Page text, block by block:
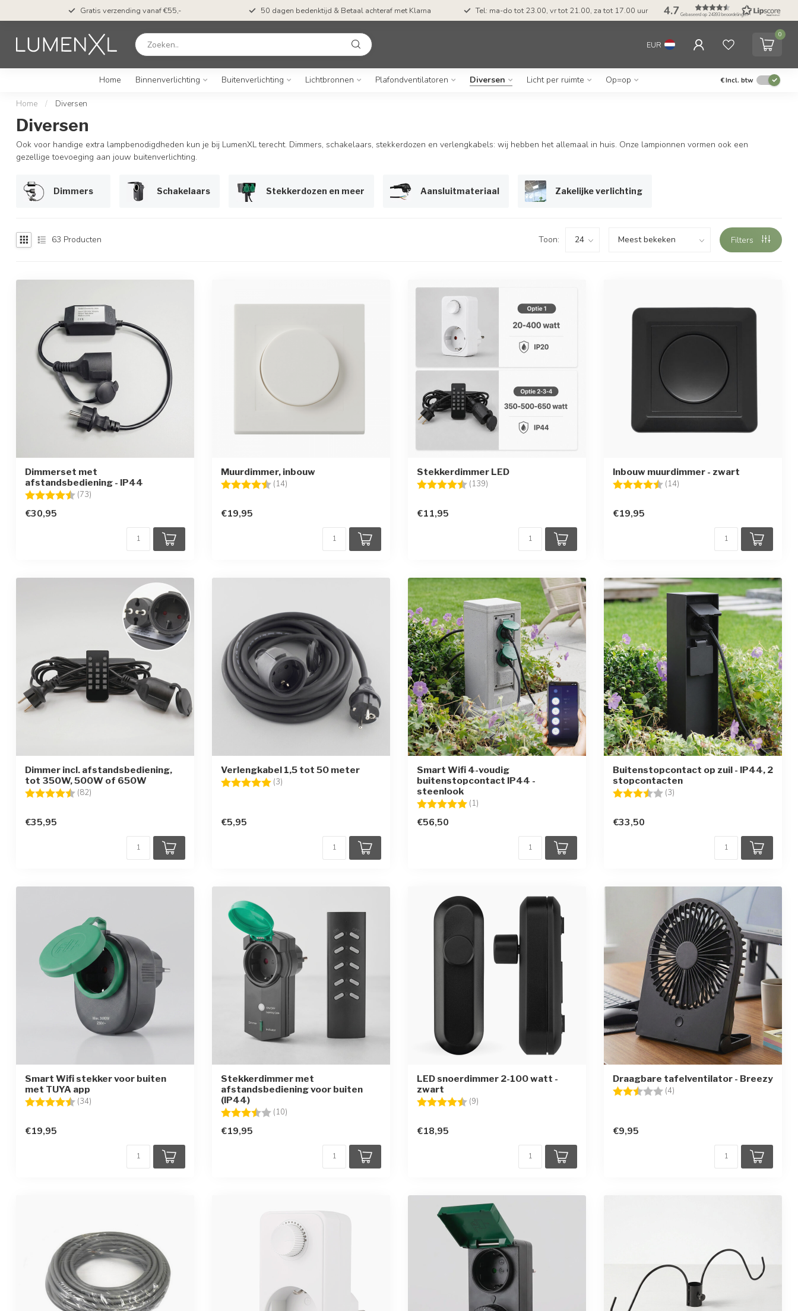
Op werkdagen voor 23u besteld? Morgen verwacht* Gratis verzending vanaf €55,- 50 dagen bedenktijd & Betaal achteraf met Klarna Tel: ma-do tot 23.00, vr tot
4.7 Gebaseerd op 24393 beoordelingen
EUR
0
Home Binnenverlichting Buitenverlichting Lichtbronnen Plafondventilatoren Diversen Licht per ruimte Op=op €Incl. btw
Home / Diversen
Diversen
Ook voor handige extra lampbenodigdheden kun je bij LumenXL terecht. Dimmers, schakelaars, stekkerdozen en verlengkabels: wij hebben het allemaal in huis. Onze lampionnen vormen ook een
gezellige toevoeging aan jouw buitenverlichting.
Dimmers Schakelaars Stekkerdozen en meer Aansluitmateriaal Zakelijke verlichting
63 Producten Toon: Filters
Dimmerset met
afstandsbediening - IP44
Beoordeling: (73)
€30,95
Muurdimmer, inbouw
Beoordeling: (14)
€19,95
Stekkerdimmer LED
Beoordeling: (139)
€11,95
Inbouw muurdimmer - zwart
Beoordeling: (14)
€19,95
Dimmer incl. afstandsbediening,
tot 350W, 500W of 650W
Beoordeling: (82)
€35,95
Verlengkabel 1,5 tot 50 meter
Beoordeling: (3)
€5,95
Smart Wifi 4-voudig
buitenstopcontact IP44 -
steenlook
Beoordeling: (1)
€56,50
Buitenstopcontact op zuil - IP44, 2
stopcontacten
Beoordeling: (3)
€33,50
Smart Wifi stekker voor buiten
met TUYA app
Beoordeling: (34)
€19,95
Stekkerdimmer met
afstandsbediening voor buiten
(IP44)
Beoordeling: (10)
€19,95
LED snoerdimmer 2-100 watt -
zwart
Beoordeling: (9)
€18,95
Draagbare tafelventilator - Breezy
Beoordeling: (4)
€9,95